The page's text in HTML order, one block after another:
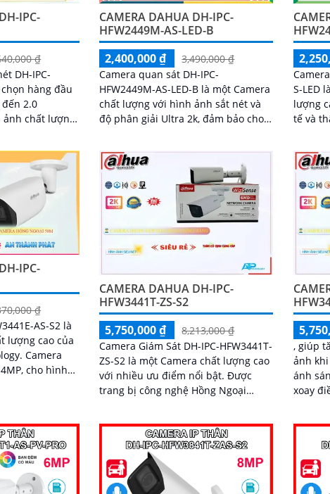
IPC-
₫
DH-IPC-
chọn hàng đầu
2.0
ảnh chất lượng
CAMERA DAHUA DH-IPC-
HFW2449M-AS-LED-B
2,400,000 ₫
3,490,000 ₫
Camera quan sát DH-IPC-
HFW2449M-AS-LED-B là một Camera
chất lượng với hình ảnh sắt nét và
độ phân giải Ultra 2k, đảm bảo cho
S-LED
lượng
tế và
chi tiết
IPC-
₫
AS-S2 là
lượng cao của
cho hình
CAMERA DAHUA DH-IPC-
HFW3441T-ZS-S2
5,750,000 ₫
8,213,000 ₫
Camera Giám Sát DH-IPC-HFW3441T-
ZS-S2 là một Camera chất lượng cao
với nhiều ưu điểm nổi bật. Được
trang bị công nghệ Hồng Ngoại
ngay cả khi quan sát ban đêm
, giúp
ảnh
ánh sáng thấp.
xoay